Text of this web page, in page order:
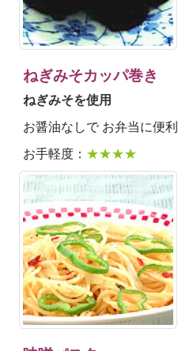
ねぎみそカッパ巻き
ねぎみそを使用
お醤油なしで お弁当に便利
お手軽度： ★★★★